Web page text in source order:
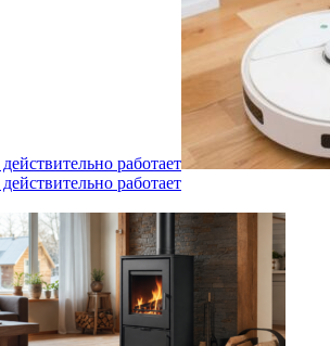
работает
работает